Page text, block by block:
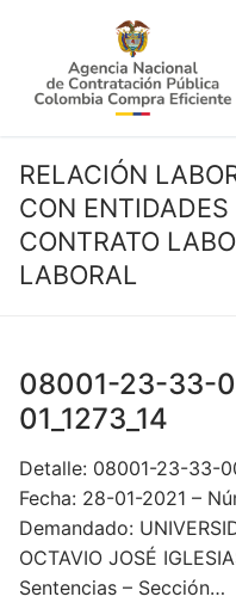
contenido
RELACIÓN
CON
CONTRATO
LABORAL
08001-23-33-
01_1273_14
Detalle: 08001-23-33-
Fecha: 28-01-2021 –
Demandado:
OCTAVIO JOSÉ
Sentencias – Sección…